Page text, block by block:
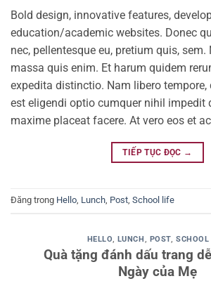
Bold design, innovative features,
education/academic websites. Donec
nec, pellentesque eu, pretium quis,
massa quis enim. Et harum quidem
expedita distinctio. Nam libero
est eligendi optio cumquer nihil impedit
maxime placeat facere. At vero eos et
TIẾP TỤC ĐỌC →
Đăng trong Hello Lunch Post School life
HELLO LUNCH POST,SCHOOL
Quà tặng đánh dấu trang
Ngày của Mẹ